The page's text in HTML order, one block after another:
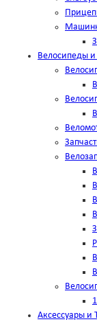
Велосипеды и
Аксессуары и